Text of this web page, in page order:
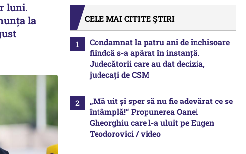
luni.
la
CELE MAI CITITE ȘTIRI
Condamnat la patru ani de închisoare
fiindcă s-a apărat în instanță.
Judecătorii care au dat decizia,
judecați de CSM
„Mă uit și sper să nu fie adevărat ce se
întâmplă!“ Propunerea Oanei
Gheorghiu care l-a uluit pe Eugen
Teodorovici / video